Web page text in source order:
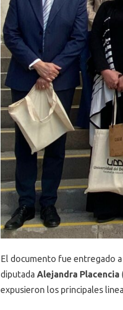
El documento fue entregado
diputada Alejandra Placencia
expusieron los principales